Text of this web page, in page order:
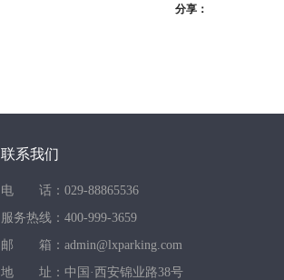
分享：
联系我们
电 话：029-88865536
服务热线：400-999-3659
邮 箱：admin@lxparking.com
地 址：中国·西安锦业路38号